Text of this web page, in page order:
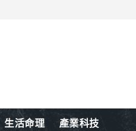
生活命理 產業科技